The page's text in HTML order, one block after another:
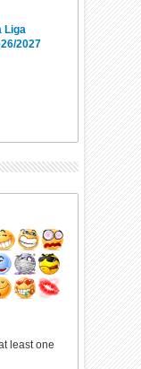
Liga
2027
least one